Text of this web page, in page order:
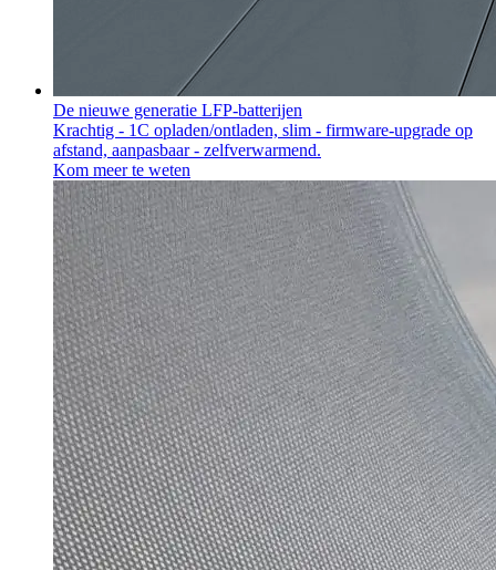
De nieuwe generatie LFP-batterijen
Krachtig - 1C opladen/ontladen, slim - firmware-upgrade op
afstand, aanpasbaar - zelfverwarmend.
Kom meer te weten